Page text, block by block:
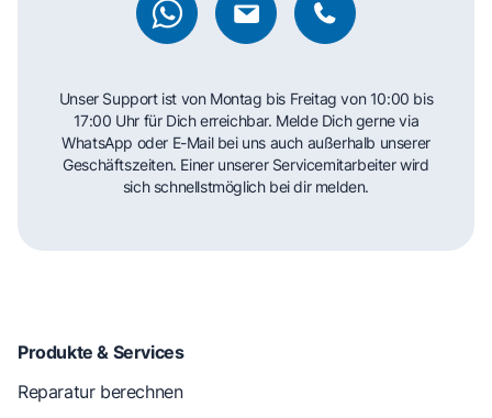
Unser Support ist von Montag bis Freitag von 10:00 bis
17:00 Uhr für Dich erreichbar. Melde Dich gerne via
WhatsApp oder E-Mail bei uns auch außerhalb unserer
Geschäftszeiten. Einer unserer Servicemitarbeiter wird
sich schnellstmöglich bei dir melden.
Produkte & Services
Reparatur berechnen